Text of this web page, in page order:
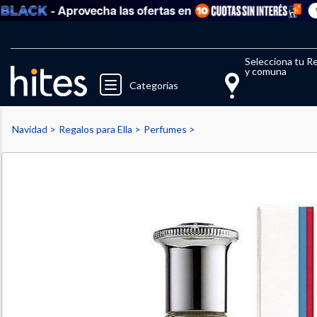
- Aprovecha las ofertas en Ver
Categorías
Selecciona tu
y comuna
Llegaste al límite de productos
Navidad Regalos para Ella Perfumes